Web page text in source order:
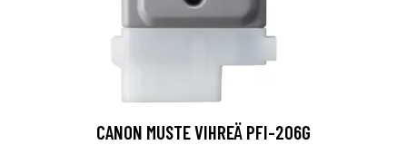
CANON MUSTE VIHREÄ PFI-206G